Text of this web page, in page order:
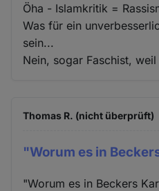
Öha - Islamkritik =
Was für ein
sein...
Nein, sogar Faschist,
Thomas R. (nicht überprüft)
"Worum es in
"Worum es in Beckers